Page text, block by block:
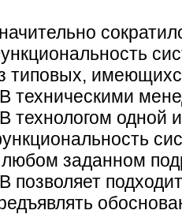
типовых,
техническими
технологом одной
заданном
позволяет